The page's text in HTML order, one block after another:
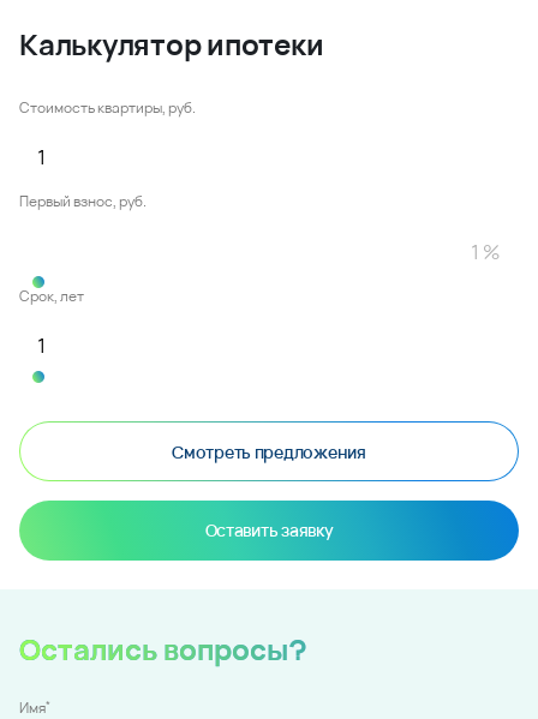
Калькулятор ипотеки
Стоимость квартиры, руб.
Первый взнос, руб.
Срок, лет
Смотреть предложения
Оставить заявку
Остались вопросы?
Имя*